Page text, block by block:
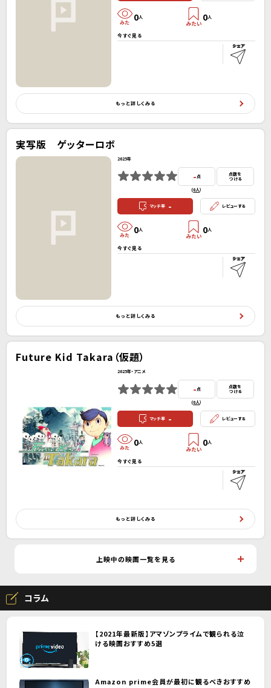
0人 0人
今すぐ見る
もっと詳しくみる
実写版 ゲッターロボ
2025年
-点
(0人）
点数を
つける
マッチ率 - レビューする
0人 0人
今すぐ見る
もっと詳しくみる
Future Kid Takara（仮題）
2025年・アニメ
-点
(0人）
点数を
つける
マッチ率 - レビューする
0人 0人
今すぐ見る
もっと詳しくみる
上映中の映画一覧を見る
コラム
【2021年最新版】アマゾンプライムで観られる泣
ける映画おすすめ5選
Amazon prime会員が最初に観るべきおすすめ